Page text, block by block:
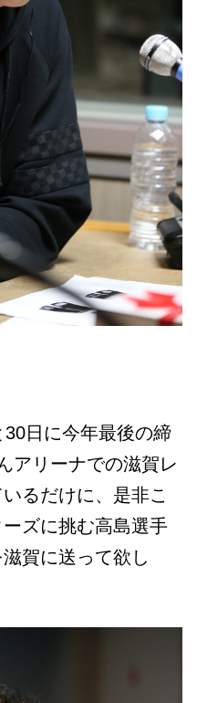
日に今年最後の締
アリーナでの滋賀レ
るだけに、是非こ
ズに挑む高島選手
賀に送って欲し